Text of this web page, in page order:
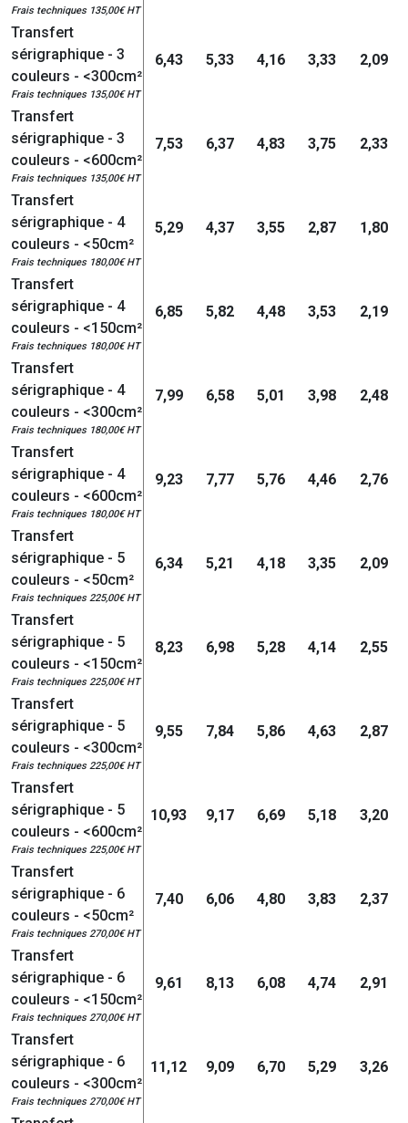
Frais techniques 135,00€ HT
Transfert
sérigraphique - 3
couleurs - <300cm²
Frais techniques 135,00€ HT
6,43 5,33 4,16 3,33 2,09
Transfert
sérigraphique - 3
couleurs - <600cm²
Frais techniques 135,00€ HT
7,53 6,37 4,83 3,75 2,33
Transfert
sérigraphique - 4
couleurs - <50cm²
Frais techniques 180,00€ HT
5,29 4,37 3,55 2,87 1,80
Transfert
sérigraphique - 4
couleurs - <150cm²
Frais techniques 180,00€ HT
6,85 5,82 4,48 3,53 2,19
Transfert
sérigraphique - 4
couleurs - <300cm²
Frais techniques 180,00€ HT
7,99 6,58 5,01 3,98 2,48
Transfert
sérigraphique - 4
couleurs - <600cm²
Frais techniques 180,00€ HT
9,23 7,77 5,76 4,46 2,76
Transfert
sérigraphique - 5
couleurs - <50cm²
Frais techniques 225,00€ HT
6,34 5,21 4,18 3,35 2,09
Transfert
sérigraphique - 5
couleurs - <150cm²
Frais techniques 225,00€ HT
8,23 6,98 5,28 4,14 2,55
Transfert
sérigraphique - 5
couleurs - <300cm²
Frais techniques 225,00€ HT
9,55 7,84 5,86 4,63 2,87
Transfert
sérigraphique - 5
couleurs - <600cm²
Frais techniques 225,00€ HT
10,93 9,17 6,69 5,18 3,20
Transfert
sérigraphique - 6
couleurs - <50cm²
Frais techniques 270,00€ HT
7,40 6,06 4,80 3,83 2,37
Transfert
sérigraphique - 6
couleurs - <150cm²
Frais techniques 270,00€ HT
9,61 8,13 6,08 4,74 2,91
Transfert
sérigraphique - 6
couleurs - <300cm²
Frais techniques 270,00€ HT
11,12 9,09 6,70 5,29 3,26